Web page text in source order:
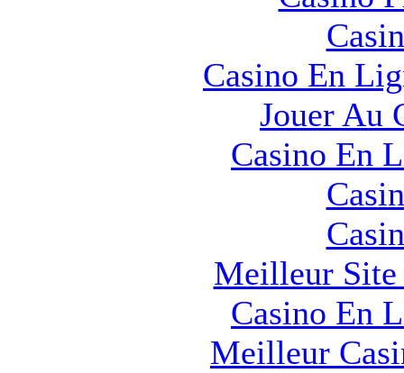
Casino En
Jouer Au
Casino En
Meilleur Site
Casino En
Meilleur